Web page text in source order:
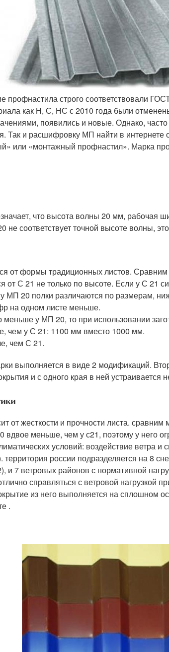
профнастила строго соответствовали
как Н, С, НС с 2010 года были
появились и новые. Однако,
Так и расшифровку МП найти в интернете
или «монтажный профнастил». Марка
что высота волны 20 мм, рабочая
не соответствует точной высоте волны,
от формы традиционных листов.
от С 21 не только по высоте. Если у С 21
МП 20 полки различаются по размерам,
на одном листе меньше.
меньше у МП 20, то при использовании
чем у С 21: 1100 мм вместо 1000 мм.
чем С 21.
выполняется в виде 2 модификаций.
и с одного края в ней
от жесткости и прочности листа.
вдвое меньше, чем у с21, поэтому у него
условий: воздействие ветра и
территория россии подразделяется на 8
и 7 ветровых районов с нормативной
справляться с ветровой нагрузкой
из него выполняется на сплошном
.